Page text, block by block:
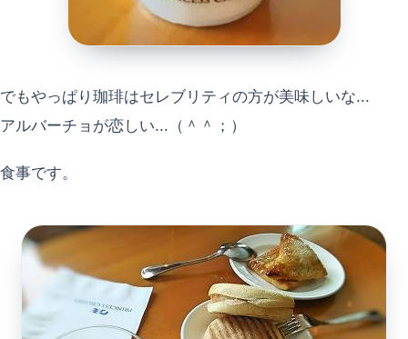
でもやっぱり珈琲はセレブリティの方が美味しいな...
アルバーチョが恋しい...（＾＾；）
食事です。